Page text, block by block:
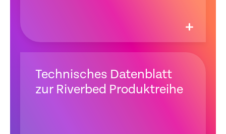
Technisches Datenblatt
zur Riverbed Produktreihe